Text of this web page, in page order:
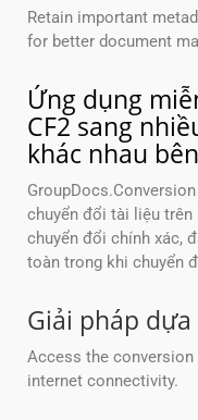
Retain important
for better document
Ứng dụng
CF2 sang
khác nhau
chuyển đổi tài liệu
chuyển đổi chính xác,
toàn trong khi chuyển
Giải pháp
Access the
internet connectivity.